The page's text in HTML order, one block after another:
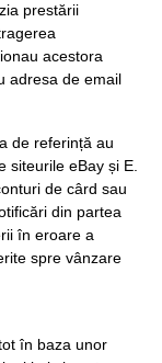
prestării
acestora
adresa de email
de referință au
siteurile eBay și E.
de cârd sau
din partea
în eroare a
spre vânzare
în baza unor